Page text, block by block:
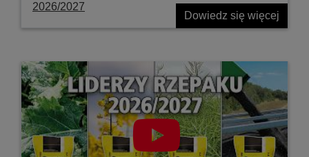
2026/2027
Dowiedz się więcej